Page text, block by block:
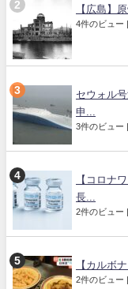
【広島】
4件のビュー |
セウォル
申...
3件のビュー |
【コロナ
長...
2件のビュー |
【カルボ
2件のビュー |